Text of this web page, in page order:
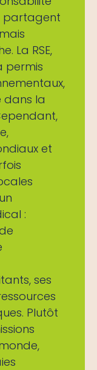
partagent
La RSE,
permis
dans la
et
:
ses
Plutôt